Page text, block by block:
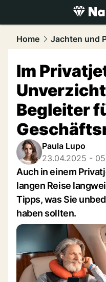
luxury.NAU.ch
Home Jachten und
Im
Begleiter
Paula Lupo
23.04.2025 -
Auch in einem
langen Reise
Tipps, was Sie
haben sollten.